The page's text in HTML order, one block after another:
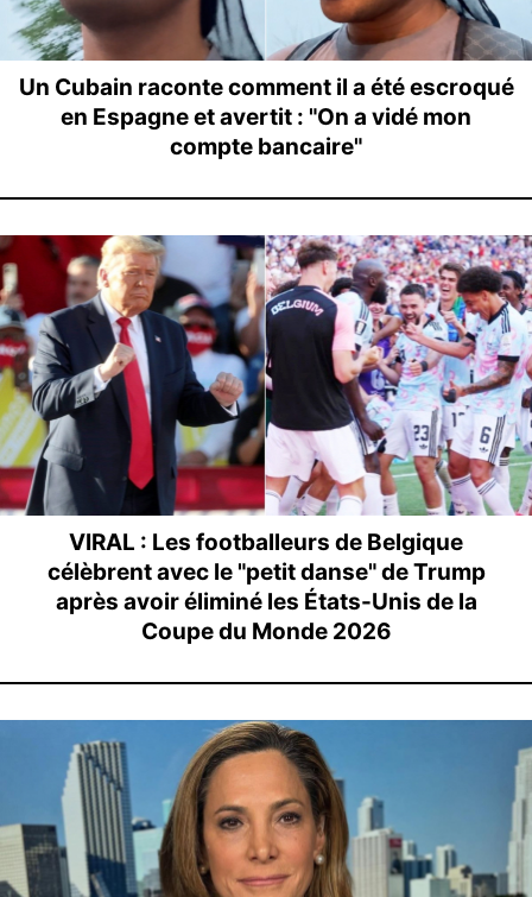
Un Cubain raconte comment il a été escroqué
en Espagne et avertit : "On a vidé mon
compte bancaire"
VIRAL : Les footballeurs de Belgique
célèbrent avec le "petit danse" de Trump
après avoir éliminé les États-Unis de la
Coupe du Monde 2026